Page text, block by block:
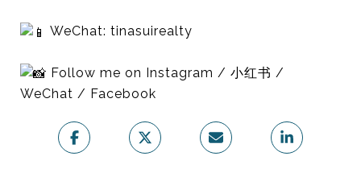
WeChat: tinasuirealty
Follow me on Instagram / 小红书 /
WeChat / Facebook